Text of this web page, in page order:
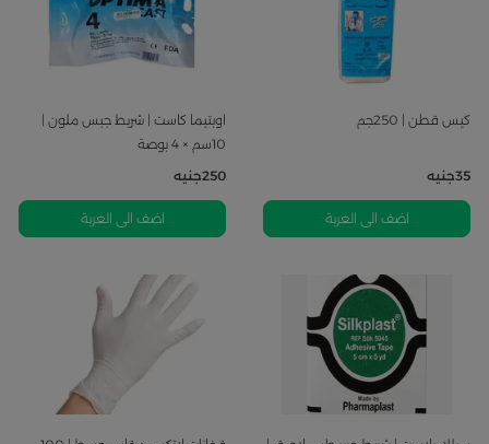
كيس قطن | 250جم
35جنيه
اضف الى العربة
اوبتيما كاست | شريط جبس ملون |
10سم × 4 بوصة
250جنيه
اضف الى العربة